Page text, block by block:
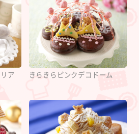
ア
きらきらピンクデコドーム